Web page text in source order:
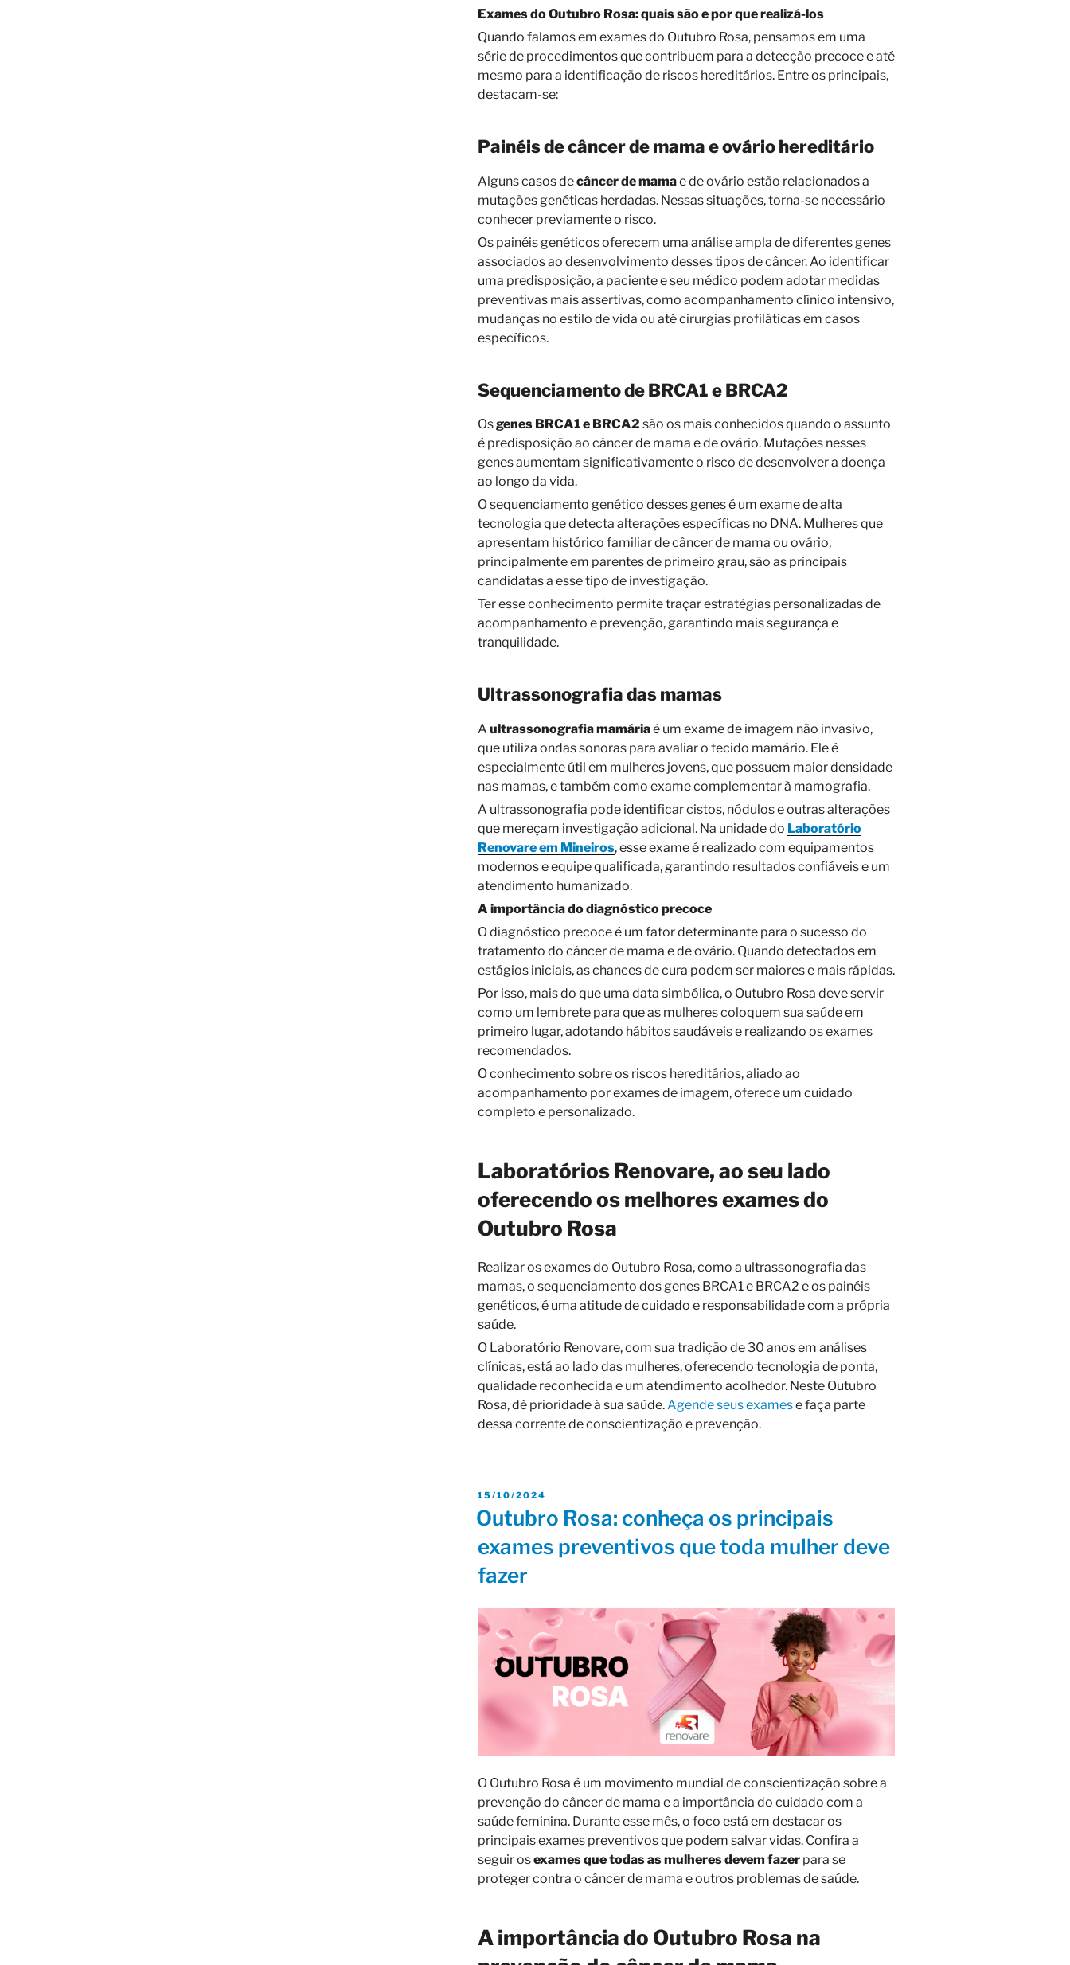
Exames do Outubro Rosa: quais são e por que realizá-los
Quando falamos em exames do Outubro Rosa, pensamos em uma
série de procedimentos que contribuem para a detecção precoce e até
mesmo para a identificação de riscos hereditários. Entre os principais,
destacam-se:
Painéis de câncer de mama e ovário hereditário
Alguns casos decâncer de mamae de ovário estão relacionados a
mutações genéticas herdadas. Nessas situações, torna-se necessário
conhecer previamente o risco.
Os painéis genéticos oferecem uma análise ampla de diferentes genes
associados ao desenvolvimento desses tipos de câncer. Ao identificar
uma predisposição, a paciente e seu médico podem adotar medidas
preventivas mais assertivas, como acompanhamento clínico intensivo,
mudanças no estilo de vida ou até cirurgias profiláticas em casos
específicos.
Sequenciamento de BRCA1 e BRCA2
Osgenes BRCA1 e BRCA2 são os mais conhecidos quando o assunto
é predisposição ao câncer de mama e de ovário. Mutações nesses
genes aumentam significativamente o risco de desenvolver a doença
ao longo da vida.
O sequenciamento genético desses genes é um exame de alta
tecnologia que detecta alterações específicas no DNA. Mulheres que
apresentam histórico familiar de câncer de mama ou ovário,
principalmente em parentes de primeiro grau, são as principais
candidatas a esse tipo de investigação.
Ter esse conhecimento permite traçar estratégias personalizadas de
acompanhamento e prevenção, garantindo mais segurança e
tranquilidade.
Ultrassonografia das mamas
A ultrassonografia mamáriaé um exame de imagem não invasivo,
que utiliza ondas sonoras para avaliar o tecido mamário. Ele é
especialmente útil em mulheres jovens, que possuem maior densidade
nas mamas, e também como exame complementar à mamografia.
A ultrassonografia pode identificar cistos, nódulos e outras alterações
que mereçam investigação adicional. Na unidade do Laboratório
Renovare em Mineiros, esse exame é realizado com equipamentos
modernos e equipe qualificada, garantindo resultados confiáveis e um
atendimento humanizado.
A importância do diagnóstico precoce
O diagnóstico precoce é um fator determinante para o sucesso do
tratamento do câncer de mama e de ovário. Quando detectados em
estágios iniciais, as chances de cura podem ser maiores e mais rápidas.
Por isso, mais do que uma data simbólica, o Outubro Rosa deve servir
como um lembrete para que as mulheres coloquem sua saúde em
primeiro lugar, adotando hábitos saudáveis e realizando os exames
recomendados.
O conhecimento sobre os riscos hereditários, aliado ao
acompanhamento por exames de imagem, oferece um cuidado
completo e personalizado.
Laboratórios Renovare, ao seu lado
oferecendo os melhores exames do
Outubro Rosa
Realizar os exames do Outubro Rosa, como a ultrassonografia das
mamas, o sequenciamento dos genes BRCA1 e BRCA2 e os painéis
genéticos, é uma atitude de cuidado e responsabilidade com a própria
saúde.
O Laboratório Renovare, com sua tradição de 30 anos em análises
clínicas, está ao lado das mulheres, oferecendo tecnologia de ponta,
qualidade reconhecida e um atendimento acolhedor. Neste Outubro
Rosa, dê prioridade à sua saúde.Agende seus examese faça parte
dessa corrente de conscientização e prevenção.
15/10/2024
Outubro Rosa: conheça os principais
exames preventivos que toda mulher deve
fazer
O Outubro Rosa é um movimento mundial de conscientização sobre a
prevenção do câncer de mama e a importância do cuidado com a
saúde feminina. Durante esse mês, o foco está em destacar os
principais exames preventivos que podem salvar vidas. Confira a
seguir osexames que todas as mulheres devem fazer para se
proteger contra o câncer de mama e outros problemas de saúde.
A importância do Outubro Rosa na